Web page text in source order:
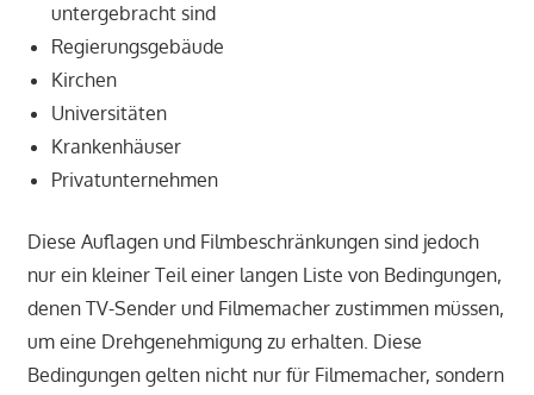
untergebracht sind
Regierungsgebäude
Kirchen
Universitäten
Krankenhäuser
Privatunternehmen
Diese Auflagen und Filmbeschränkungen sind jedoch
nur ein kleiner Teil einer langen Liste von Bedingungen,
denen TV-Sender und Filmemacher zustimmen müssen,
um eine Drehgenehmigung zu erhalten. Diese
Bedingungen gelten nicht nur für Filmemacher, sondern